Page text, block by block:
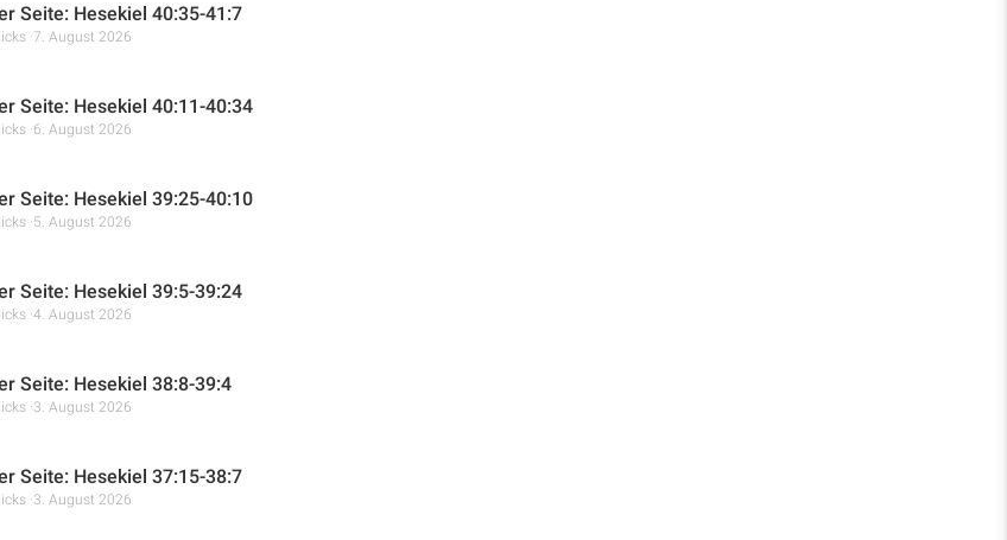
Seite: Hesekiel 40:35-41:7
7. August 2026
Seite: Hesekiel 40:11-40:34
6. August 2026
Seite: Hesekiel 39:25-40:10
5. August 2026
Seite: Hesekiel 39:5-39:24
4. August 2026
Seite: Hesekiel 38:8-39:4
3. August 2026
Seite: Hesekiel 37:15-38:7
3. August 2026